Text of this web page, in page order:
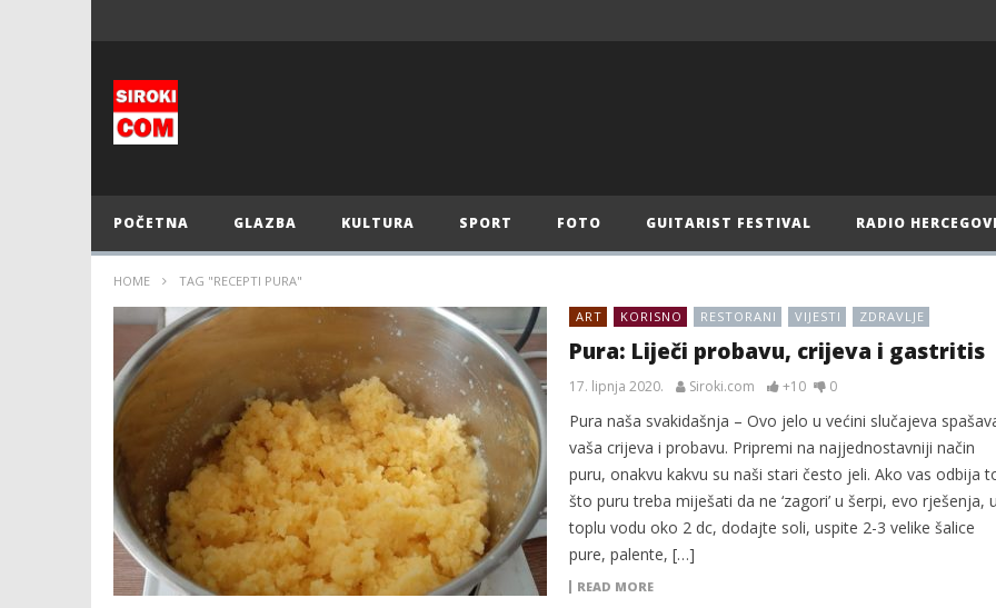
POČETNA GLAZBA KULTURA SPORT FOTO GUITARIST FESTIVAL RADIO
HOME TAG "RECEPTI PURA"
ART KORISNO RESTORANI VIJESTI ZDRAVLJE
Pura: Liječi probavu, crijeva i gastritis
17. lipnja 2020. Siroki.com +10 0
Pura naša svakidašnja – Ovo jelo u većini slučajeva
vaša crijeva i probavu. Pripremi na najjednostavniji način
puru, onakvu kakvu su naši stari često jeli. Ako vas odbija
što puru treba miješati da ne ‘zagori’ u šerpi, evo rješenja,
toplu vodu oko 2 dc, dodajte soli, uspite 2-3 velike šalice
pure, palente, […]
READ MORE